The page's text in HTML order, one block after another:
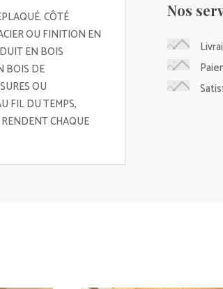
CÔTÉ
OU FINITION EN
EN BOIS
BOIS DE
OU
FIL DU TEMPS,
CHAQUE
Nos